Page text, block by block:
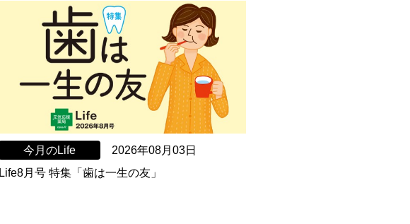
今月のLife
2026年08月03日
Life8月号 特集「歯は一生の友」